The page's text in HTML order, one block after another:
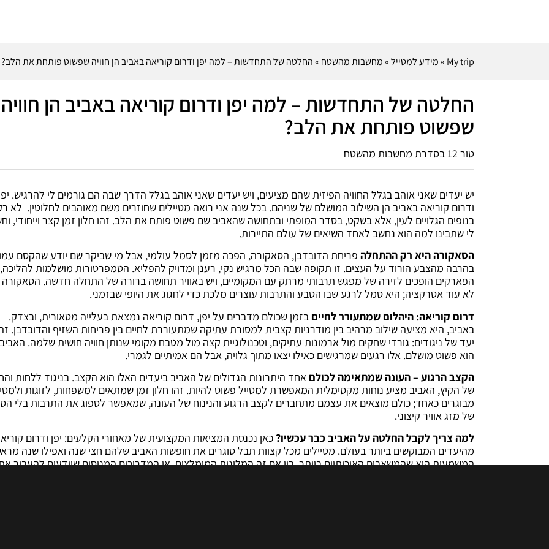
My trip
»מידע למטייל»מחשבות מהשטח »החלטה של התחדשות – למה יפן ודרום קוריאה באביב הן חוויה שפשוט פותחת את הלב?
החלטה של התחדשות – למה יפן ודרום קוריאה באביב הן חוויה
שפשוט פותחת את הלב?
טור 12 בסדרת מחשבות מהשטח
יש יעדים שאני אוהב בגלל החוויה הפיזית שהם מציעים, ויש יעדים שאני אוהב בגלל הדרך שבה הם גורמים לי להרגיש.
ודרום קוריאה באביב הן השילוב המושלם של שניהם. בכל שנה אני רואה מטיילים שחוזרים משם מאוהבים לחלוטין. לא
בנופים הגלויים לעין, אלא בשקט, בסדר המופתי ובתחושה שהאביב שם פשוט פותח את הלב. זהו חלון זמן קצר וייחודי,
לי שתבינו למה הוא נחשב לאחד השיאים של עולם התיירות.
הסאקורה היא רק ההתחלה פריחת הדובדבן, הסאקורה, הפכה מזמן לסמל עולמי, אבל מי שביקר שם יודע שהקסם
בהרבה מהצבע הורוד על העצים. זו תקופה שבה הכל מרגיש נקי, רענן ומדויק להפליא. הטמפרטורות מושלמות להליכה,
הפארקים הופכים לזירה של מפגש תרבותי מרתק עם המקומיים, ויש באוויר תחושה ברורה של התחלה חדשה. הסאקורה
לא עוד אטרקציה; היא סמל לרגע שבו הטבע והתרבות עוצרים מלכת כדי לחגוג את היופי שבזמני.
דרום קוריאה: היהלום שמתעורר לחיים בזמן שכולם מדברים על יפן, דרום קוריאה נמצאת בעלייה מטאורית, ובצדק.
באביב, היא מציעה שילוב מרהיב בין מודרניות קצבית למסורת עתיקה שמתעוררת לחיים בין פריחות השזיף והדובדבן.
יעד של ניגודים: גורדי שחקים מול ארמונות עתיקים, וטכנולוגיית קצה מול מטבח מקומי שנותן חוויה חושית שלמה.
הוא פשוט מושלם. אלו רגעים שמרגישים כאילו יצאו מתוך גלויה, אבל הם אמיתיים לגמרי.
הקצב הרגוע – העונה שמתאימה לכולם אחד היתרונות הגדולים של האביב ביעדים האלו הוא הקצב. בניגוד ללחות
של הקיץ, האביב מציע נוחות מקסימלית המאפשרת למטייל פשוט להיות. זהו חלון זמן שמתאים למשפחות, לזוגות
מבוגרים כאחד; כולם מוצאים את עצמם מתחברים לקצב הרגוע והנינוח של העונה, שמאפשר לספוג את התרבות בלי
של מזג אוויר קיצוני.
למה צריך לקבל החלטה על האביב כבר עכשיו? כאן נכנסת המציאות המקצועית של מאחורי הקלעים: יפן ודרום
מהיעדים המבוקשים ביותר בעולם. מטיילים מכל קצוות תבל סוגרים את חופשות האביב שלהם חצי שנה ואפילו שנה
המשמעות היא שהמשאבים האיכותיים ביותר, בין אם זה המלונות המומלצים, או המדריכים המנוסים שיודעים להעביר